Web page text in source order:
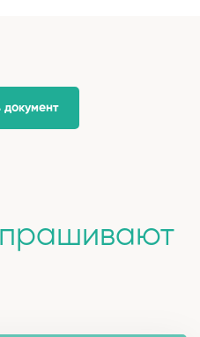
документ